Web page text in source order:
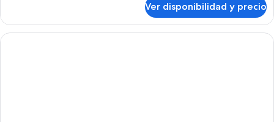
Ver disponibilidad y precio